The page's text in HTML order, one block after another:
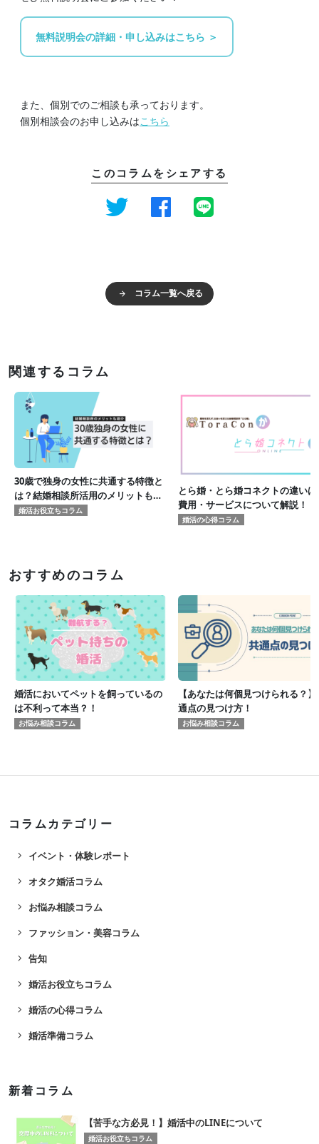
無料説明会の詳細・申し込みはこちら ＞
また、個別でのご相談も承っております。
個別相談会のお申し込みはこちら
このコラムをシェアする
コラム一覧へ戻る
関連するコラム
30歳で独身の女性に共通する特徴と
は？結婚相談所活用のメリットも紹
介！
婚活お役立ちコラム
とら婚・とら婚コネクトの違い
費用・サービスについて解説！
婚活の心得コラム
おすすめのコラム
婚活においてペットを飼っているの
は不利って本当？！
お悩み相談コラム
【あなたは何個見つけられる？
通点の見つけ方！
お悩み相談コラム
コラムカテゴリー
navigate_next イベント・体験レポート
navigate_next オタク婚活コラム
navigate_next お悩み相談コラム
navigate_next ファッション・美容コラム
navigate_next 告知
navigate_next 婚活お役立ちコラム
navigate_next 婚活の心得コラム
navigate_next 婚活準備コラム
新着コラム
【苦手な方必見！】婚活中のLINEについて
婚活お役立ちコラム